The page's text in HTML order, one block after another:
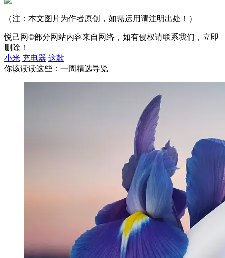
（注：本文图片为作者原创，如需运用请注明出处！）
悦己网©部分网站内容来自网络，如有侵权请联系我们，立即
删除！
小米 充电器 这款
你该读读这些：一周精选导览